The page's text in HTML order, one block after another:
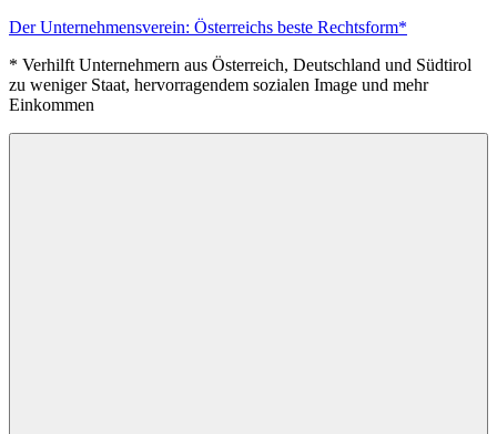
Zum
springen
Der Unternehmensverein: Österreichs beste Rechtsform*
* Verhilft Unternehmern aus Österreich, Deutschland und Südtirol
zu weniger Staat, hervorragendem sozialen Image und mehr
Einkommen